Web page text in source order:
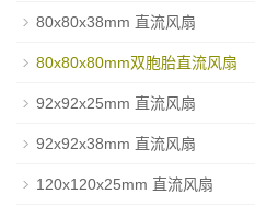
80x80x38mm 直流风扇
80x80x80mm双胞胎直流风扇
92x92x25mm 直流风扇
92x92x38mm 直流风扇
120x120x25mm 直流风扇